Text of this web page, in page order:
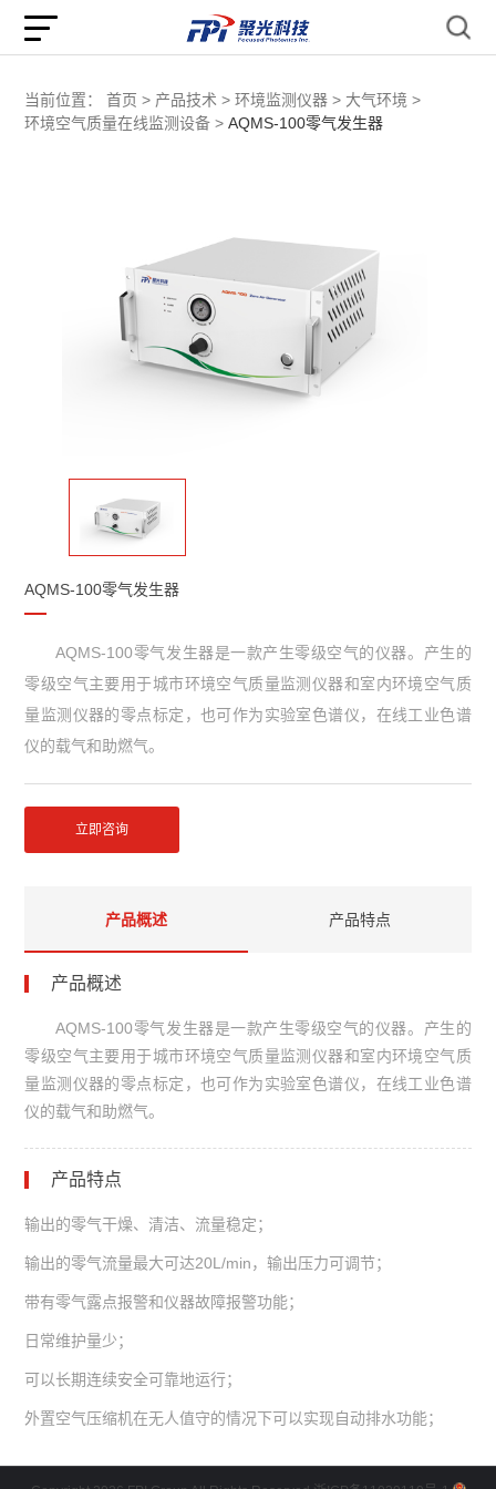
当前位置： 首页 > 产品技术 > 环境监测仪器 > 大气环境 >
环境空气质量在线监测设备 > AQMS-100零气发生器
AQMS-100零气发生器
AQMS-100零气发生器是一款产生零级空气的仪器。产生的
零级空气主要用于城市环境空气质量监测仪器和室内环境空气质
量监测仪器的零点标定，也可作为实验室色谱仪，在线工业色谱
仪的载气和助燃气。
立即咨询
产品概述 产品特点
产品概述
AQMS-100零气发生器是一款产生零级空气的仪器。产生的
零级空气主要用于城市环境空气质量监测仪器和室内环境空气质
量监测仪器的零点标定，也可作为实验室色谱仪，在线工业色谱
仪的载气和助燃气。
产品特点
输出的零气干燥、清洁、流量稳定；
输出的零气流量最大可达20L/min，输出压力可调节；
带有零气露点报警和仪器故障报警功能；
日常维护量少；
可以长期连续安全可靠地运行；
外置空气压缩机在无人值守的情况下可以实现自动排水功能；